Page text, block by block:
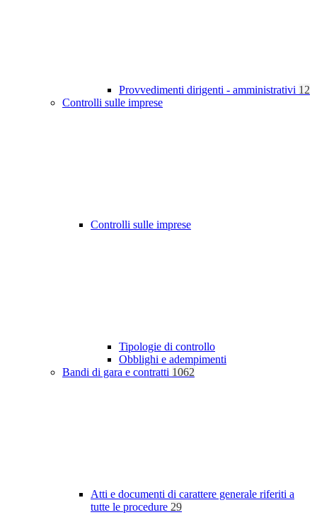
Provvedimenti dirigenti - amministrativi 12
Controlli sulle imprese
Controlli sulle imprese
Tipologie di controllo
Obblighi e adempimenti
Bandi di gara e contratti 1062
Atti e documenti di carattere generale riferiti a
tutte le procedure 29